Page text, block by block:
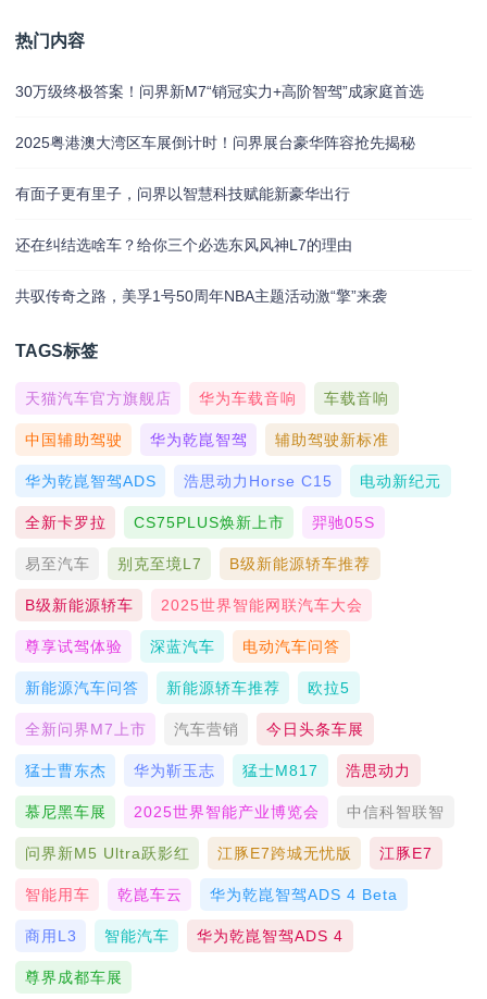
热门内容
30万级终极答案！问界新M7“销冠实力+高阶智驾”成家庭首选
2025粤港澳大湾区车展倒计时！问界展台豪华阵容抢先揭秘
有面子更有里子，问界以智慧科技赋能新豪华出行
还在纠结选啥车？给你三个必选东风风神L7的理由
共驭传奇之路，美孚1号50周年NBA主题活动激“擎”来袭
TAGS标签
天猫汽车官方旗舰店 华为车载音响 车载音响
中国辅助驾驶 华为乾崑智驾 辅助驾驶新标准
华为乾崑智驾ADS 浩思动力Horse C15 电动新纪元
全新卡罗拉 CS75PLUS焕新上市 羿驰05S
易至汽车 别克至境L7 B级新能源轿车推荐
B级新能源轿车 2025世界智能网联汽车大会
尊享试驾体验 深蓝汽车 电动汽车问答
新能源汽车问答 新能源轿车推荐 欧拉5
全新问界M7上市 汽车营销 今日头条车展
猛士曹东杰 华为靳玉志 猛士M817 浩思动力
慕尼黑车展 2025世界智能产业博览会 中信科智联智
问界新M5 Ultra跃影红 江豚E7跨城无忧版 江豚E7
智能用车 乾崑车云 华为乾崑智驾ADS 4 Beta
商用L3 智能汽车 华为乾崑智驾ADS 4
尊界成都车展